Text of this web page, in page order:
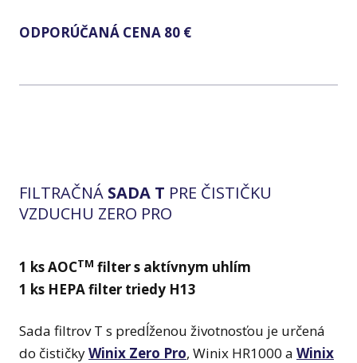
ODPORÚČANÁ CENA 80 €
FILTRAČNÁ SADA T PRE ČISTIČKU
VZDUCHU ZERO PRO
1 ks AOCTM filter s aktívnym uhlím
1 ks HEPA filter triedy H13
Sada filtrov T s predĺženou životnosťou je určená
do čističkyWinix Zero Pro, Winix HR1000 a Winix